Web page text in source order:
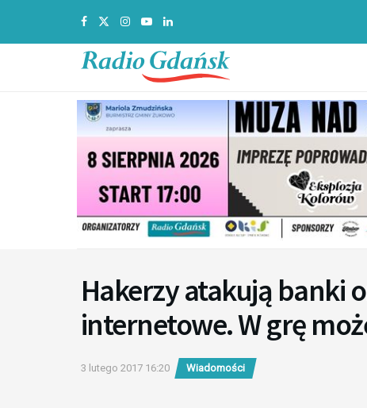
Hakerzy atakują banki
internetowe. W grę
3 lutego 2017 16:20 Wiadomości